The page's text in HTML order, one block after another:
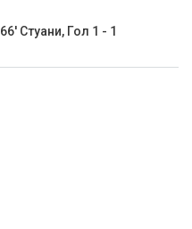
66' Стуани, Гол 1 - 1